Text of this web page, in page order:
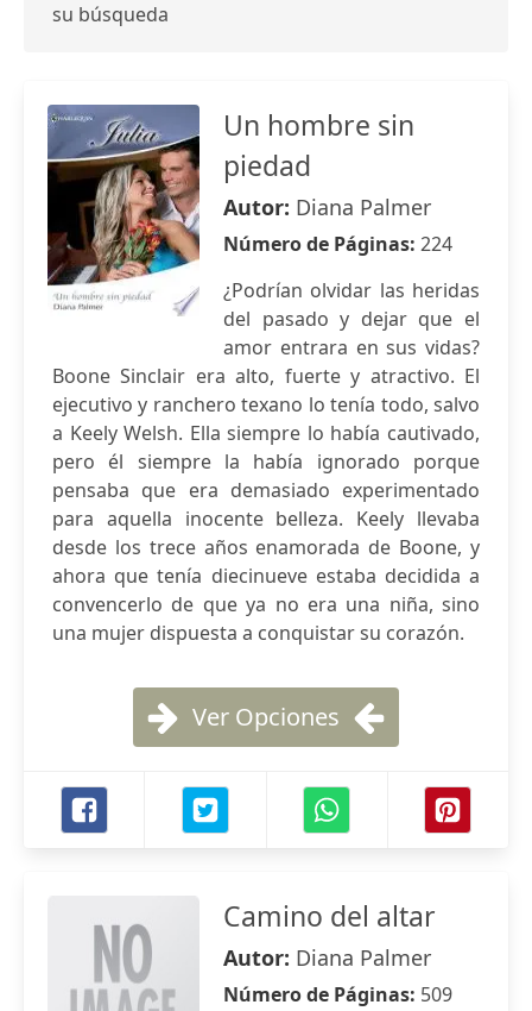
su búsqueda
Un hombre sin
piedad
Autor: Diana Palmer
Número de Páginas: 224
¿Podrían olvidar las heridas
del pasado y dejar que el
amor entrara en sus vidas?
Boone Sinclair era alto, fuerte y atractivo. El
ejecutivo y ranchero texano lo tenía todo, salvo
a Keely Welsh. Ella siempre lo había cautivado,
pero él siempre la había ignorado porque
pensaba que era demasiado experimentado
para aquella inocente belleza. Keely llevaba
desde los trece años enamorada de Boone, y
ahora que tenía diecinueve estaba decidida a
convencerlo de que ya no era una niña, sino
una mujer dispuesta a conquistar su corazón.
Ver Opciones
Camino del altar
Autor: Diana Palmer
Número de Páginas: 509